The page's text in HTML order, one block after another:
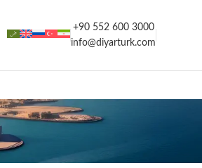
+90 552 600 3000
info@diyarturk.com